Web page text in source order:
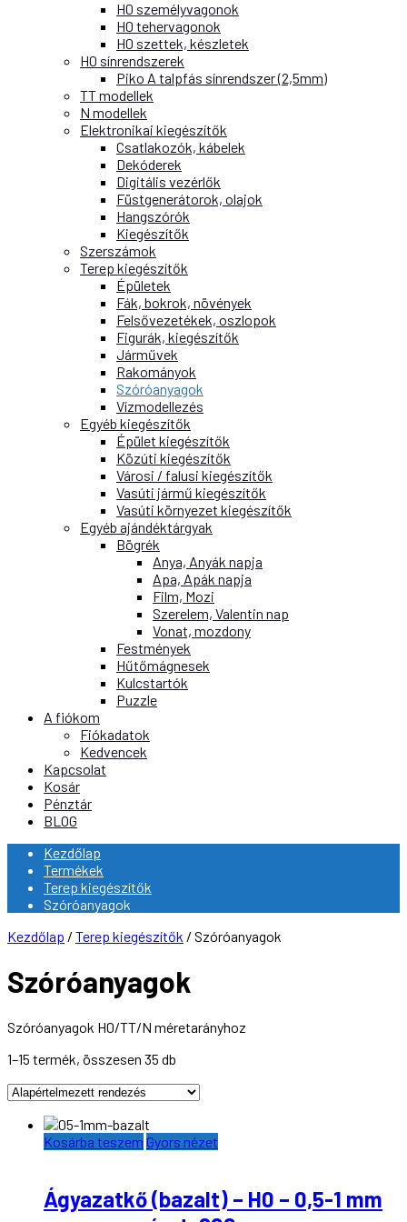
H0 személyvagonok
H0 tehervagonok
H0 szettek, készletek
H0 sínrendszerek
Piko A talpfás sínrendszer (2,5mm)
TT modellek
N modellek
Elektronikai kiegészítők
Csatlakozók, kábelek
Dekóderek
Digitális vezérlők
Füstgenerátorok, olajok
Hangszórók
Kiegészítők
Szerszámok
Terep kiegészítők
Épületek
Fák, bokrok, növények
Felsővezetékek, oszlopok
Figurák, kiegészítők
Járművek
Rakományok
Szóróanyagok
Vízmodellezés
Egyéb kiegészítők
Épület kiegészítők
Közúti kiegészítők
Városi / falusi kiegészítők
Vasúti jármű kiegészítők
Vasúti környezet kiegészítők
Egyéb ajándéktárgyak
Bögrék
Anya, Anyák napja
Apa, Apák napja
Film, Mozi
Szerelem, Valentin nap
Vonat, mozdony
Festmények
Hűtőmágnesek
Kulcstartók
Puzzle
A fiókom
Fiókadatok
Kedvencek
Kapcsolat
Kosár
Pénztár
BLOG
Kezdőlap
Termékek
Terep kiegészítők
Szóróanyagok
Kezdőlap / Terep kiegészítők / Szóróanyagok
Szóróanyagok
Szóróanyagok H0/TT/N méretarányhoz
1–15 termék, összesen 35 db
Kosárba teszem Gyors nézet
Ágyazatkő (bazalt) – H0 – 0,5-1 mm